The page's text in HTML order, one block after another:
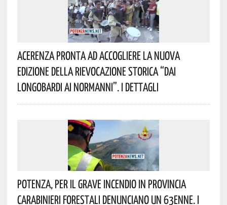
Acerenza Pronta Ad Accogliere La Nuova
Edizione Della Rievocazione Storica “Dai
Longobardi Ai Normanni”. I Dettagli
Potenza, Per Il Grave Incendio In Provincia
Carabinieri Forestali Denunciano Un 63enne. I